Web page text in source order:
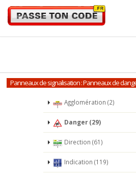
Panneaux de signalisation : Panneaux de
Agglomération (2)
Danger (29)
Direction (61)
Indication (119)